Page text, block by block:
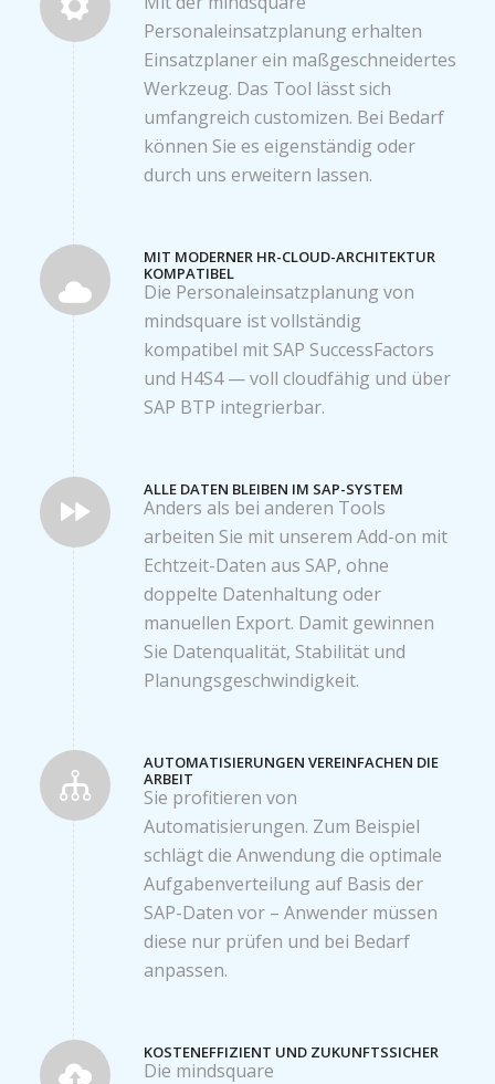
Personaleinsatzplanung erhalten
Einsatzplaner ein maßgeschneidertes
Werkzeug. Das Tool lässt sich
umfangreich customizen. Bei Bedarf
können Sie es eigenständig oder
durch uns erweitern lassen.
MIT MODERNER HR-CLOUD-ARCHITEKTUR
KOMPATIBEL
Die Personaleinsatzplanung von
mindsquare ist vollständig
kompatibel mit SAP SuccessFactors
und H4S4 — voll cloudfähig und über
SAP BTP integrierbar.
ALLE DATEN BLEIBEN IM SAP-SYSTEM
Anders als bei anderen Tools
arbeiten Sie mit unserem Add-on mit
Echtzeit-Daten aus SAP, ohne
doppelte Datenhaltung oder
manuellen Export. Damit gewinnen
Sie Datenqualität, Stabilität und
Planungsgeschwindigkeit.
AUTOMATISIERUNGEN VEREINFACHEN DIE
ARBEIT
Sie profitieren von
Automatisierungen. Zum Beispiel
schlägt die Anwendung die optimale
Aufgabenverteilung auf Basis der
SAP-Daten vor – Anwender müssen
diese nur prüfen und bei Bedarf
anpassen.
KOSTENEFFIZIENT UND ZUKUNFTSSICHER
Die mindsquare